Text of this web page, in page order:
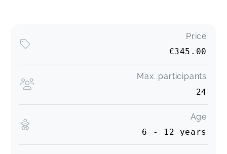
Price
€345.00
Max. participants
24
Age
6 - 12 years